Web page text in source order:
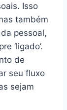
Isso
também
pessoal,
‘ligado’.
de
seu fluxo
sejam